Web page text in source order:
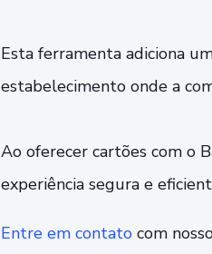
Esta ferramenta adiciona
estabelecimento onde a
Ao oferecer cartões com o
experiência segura e
Entre em contatocom